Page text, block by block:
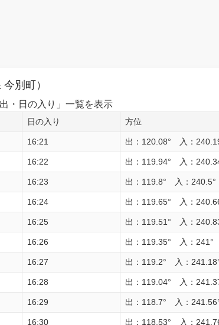
別町）
・日の入り」一覧を表示
日の入り 方位
16:21 出：120.08° 入：
16:22 出：119.94° 入：
16:23 出：119.8° 入：240.5°
16:24 出：119.65° 入：
16:25 出：119.51° 入：
16:26 出：119.35° 入：241°
16:27 出：119.2° 入：
16:28 出：119.04° 入：
16:29 出：118.7° 入：
16:30 出：118.53° 入：